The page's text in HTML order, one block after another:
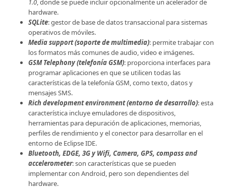
1.0, donde se puede incluir opcionalmente un acelerador de
hardware.
SQLite: gestor de base de datos transaccional para sistemas
operativos de móviles.
Media support (soporte de multimedia): permite trabajar con
los formatos más comunes de audio, video e imágenes.
GSM Telephony (telefonía GSM): proporciona interfaces para
programar aplicaciones en que se utilicen todas las
características de la telefonía GSM, como texto, datos y
mensajes SMS.
Rich development environment (entorno de desarrollo): esta
característica incluye emuladores de dispositivos,
herramientas para depuración de aplicaciones, memorias,
perfiles de rendimiento y el conector para desarrollar en el
entorno de Eclipse IDE.
Bluetooth, EDGE, 3G y Wifi, Camera, GPS, compass and
accelerometer: son características que se pueden
implementar con Android, pero son dependientes del
hardware.